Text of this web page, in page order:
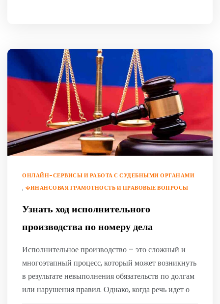
ОНЛАЙН-СЕРВИСЫ И РАБОТА С СУДЕБНЫМИ ОРГАНАМИ
, ФИНАНСОВАЯ ГРАМОТНОСТЬ И ПРАВОВЫЕ ВОПРОСЫ
Узнать ход исполнительного
производства по номеру дела
Исполнительное производство – это сложный и
многоэтапный процесс, который может возникнуть
в результате невыполнения обязательств по долгам
или нарушения правил. Однако, когда речь идет о